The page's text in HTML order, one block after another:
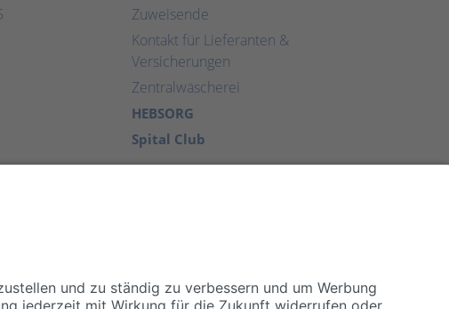
Zuweisende
Kontakt für Lieferanten &
Versicherungen
Zentralwäscherei
HEBSORG
Spital Club